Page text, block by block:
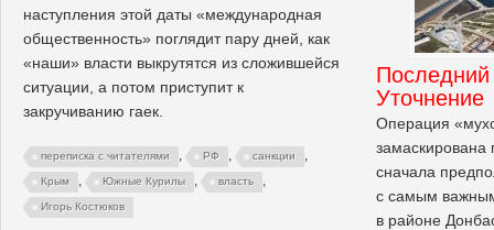
наступления этой даты «международная
общественность» поглядит пару дней, как
«наши» власти выкрутятся из сложившейся
ситуации, а потом приступит к
закручиванию гаек.
переписка с читателями , РФ , санкции ,
Крым , Южные Курилы , власть ,
Игорь Костюков
Уточнение
Операция
замаскирована
сначала
с самым
в районе